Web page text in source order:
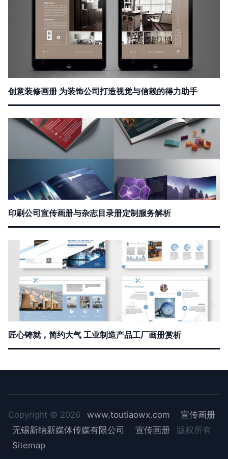
创意装修画册 为装饰公司打造视觉与信赖的得力助手
印刷公司宣传画册与杂志目录册定制服务解析
匠心铸就，简约大气 工业制造产品工厂画册赏析
Copyright © 2026 www.toutiaowx.com
宣传画册
无锡新纳新媒体传媒有限公司
宣传画册
版权所有
Sitemap